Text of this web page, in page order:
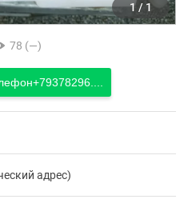
1 / 1
78 (—)
+79378296....
адрес)